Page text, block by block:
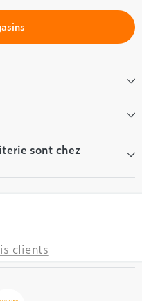
sont chez
clients